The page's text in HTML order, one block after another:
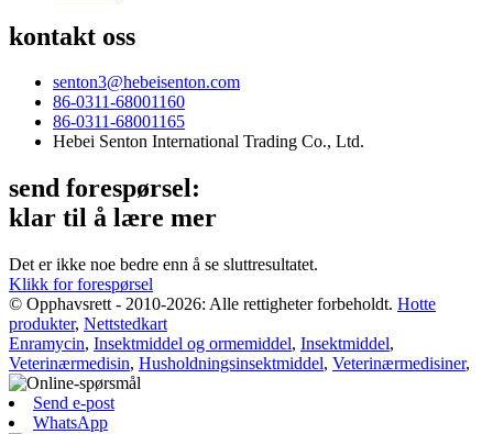
kontakt oss
senton3@hebeisenton.com
86-0311-68001160
86-0311-68001165
Hebei Senton International Trading Co., Ltd.
send forespørsel:
klar til å lære mer
Det er ikke noe bedre enn å se sluttresultatet.
Klikk for forespørsel
© Opphavsrett - 2010-2026: Alle rettigheter forbeholdt. Hotte
produkter, Nettstedkart
Enramycin, Insektmiddel og ormemiddel, Insektmiddel,
Veterinærmedisin, Husholdningsinsektmiddel, Veterinærmedisiner,
Send e-post
WhatsApp